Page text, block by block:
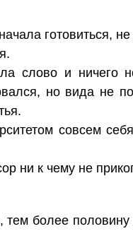
готовиться, не
слово и ничего
но вида не
совсем
ни к чему не
тем более